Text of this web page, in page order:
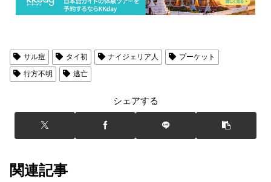
サル痘 タイ初 ナイジェリア人
プーケット
行方不明
逃亡
シェアする
関連記事